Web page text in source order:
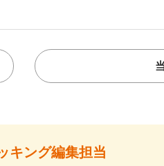
キング編集担当